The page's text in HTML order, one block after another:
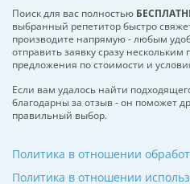
Поиск для вас полностью
выбранный репетитор быстро
производите напрямую - любым
отправить заявку сразу
предложения по стоимости и
Если вам удалось найти
благодарны за отзыв - он поможет
правильный выбор.
Политика в отношении
Политика в отношении